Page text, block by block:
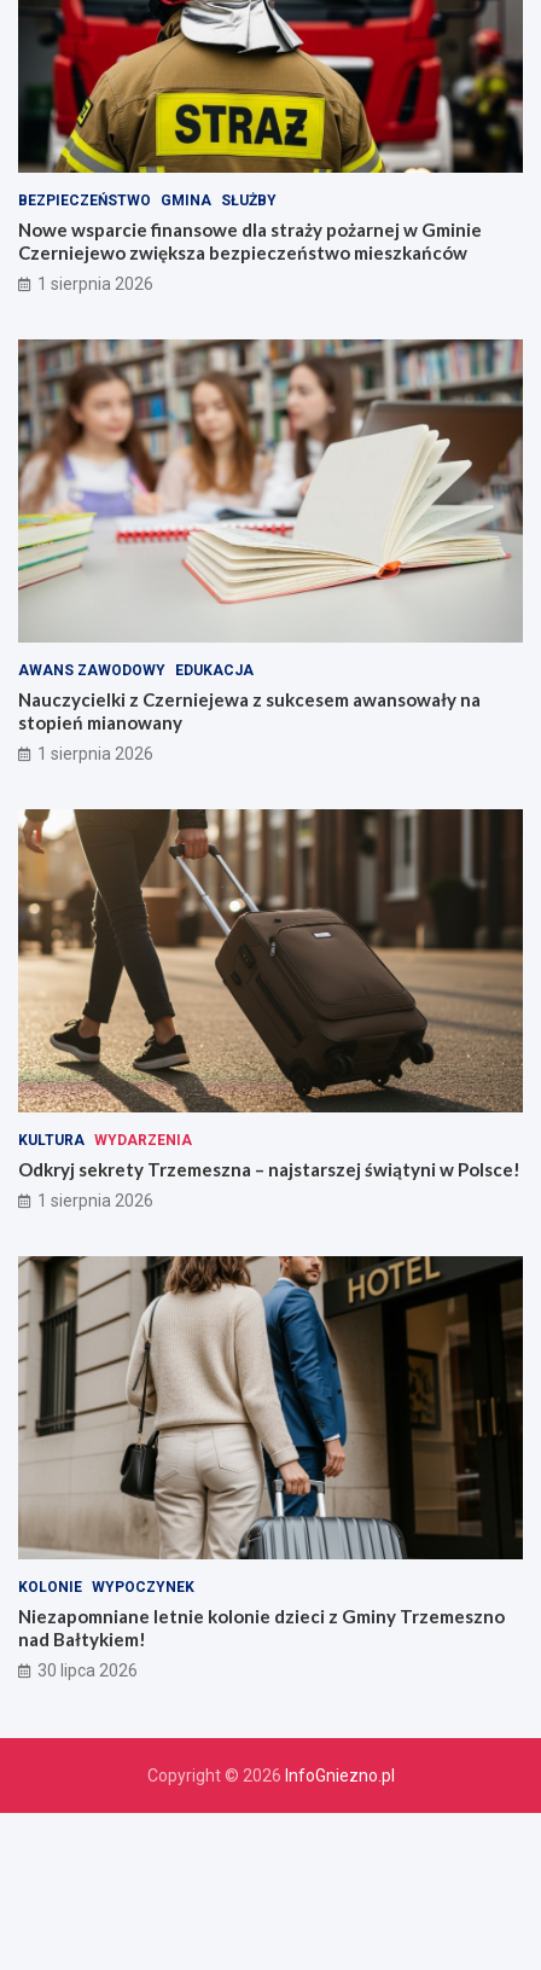
BEZPIECZEŃSTWO GMINA SŁUŻBY
Nowe wsparcie finansowe dla straży pożarnej w Gminie
Czerniejewo zwiększa bezpieczeństwo mieszkańców
1 sierpnia 2026
AWANS ZAWODOWY EDUKACJA
Nauczycielki z Czerniejewa z sukcesem awansowały na
stopień mianowany
1 sierpnia 2026
KULTURA WYDARZENIA
Odkryj sekrety Trzemeszna – najstarszej świątyni w Polsce!
1 sierpnia 2026
KOLONIE WYPOCZYNEK
Niezapomniane letnie kolonie dzieci z Gminy Trzemeszno
nad Bałtykiem!
30 lipca 2026
Copyright © 2026 InfoGniezno.pl